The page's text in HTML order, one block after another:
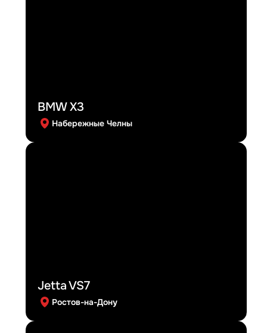
BMW X3
Набережные Челны
Jetta VS7
Ростов-на-Дону